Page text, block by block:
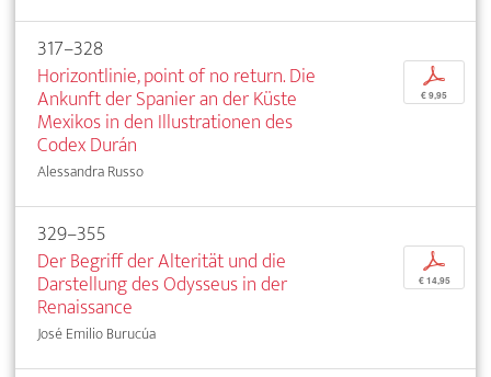
317–328
Horizontlinie, point of no return. Die
Ankunft der Spanier an der Küste
Mexikos in den Illustrationen des
Codex Durán
Alessandra Russo
p
€ 9,95
329–355
Der Begriff der Alterität und die
Darstellung des Odysseus in der
Renaissance
José Emilio Burucúa
p
€ 14,95